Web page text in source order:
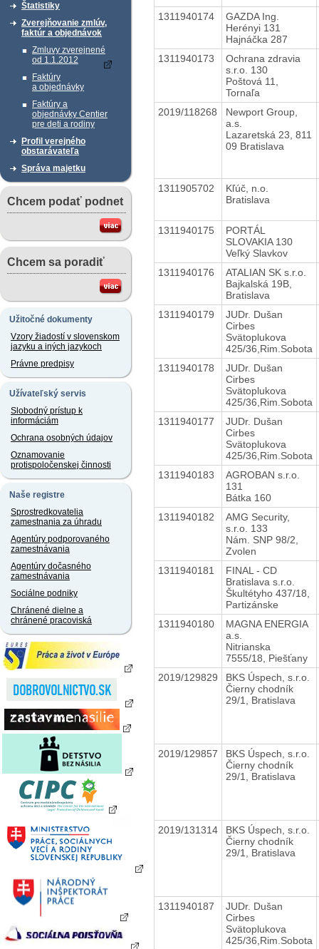
Štatistiky
Zverejňovanie zmlúv,
faktúr a objednávok
Zmluvy zverejnené
od 1.1.2012
Faktúry
a objednávky
Faktúry a
objednávky Centier
pre deti a rodiny
Profil verejného
obstarávateľa
Správa majetku
Chcem podať podnet
Chcem sa poradiť
Užitočné dokumenty
Vzory žiadostí v slovenskom
jazyku a iných jazykoch
Právne predpisy
Užívateľský servis
Slobodný prístup k
informáciám
Ochrana osobných údajov
Oznamovanie
protispoločenskej činnosti
Naše registre
Sprostredkovatelia
zamestnania za úhradu
Agentúry podporovaného
zamestnávania
Agentúry dočasného
zamestnávania
Sociálne podniky
Chránené dielne a
chránené pracoviská
1311940174
GAZDA Ing.
Herényi 131
Hajnáčka 287
1311940173
Ochrana zdravia
s.r.o. 130
Poštová 11,
Tornaľa
2019/118268
Newport Group,
a.s.
Lazaretská 23, 811
09 Bratislava
1311905702
Kľúč, n.o.
Bratislava
1311940175
PORTÁL
SLOVAKIA 130
Veľký Slavkov
1311940176
ATALIAN SK s.r.o.
Bajkalská 19B,
Bratislava
1311940179
JUDr. Dušan
Cirbes
Svätoplukova
425/36,Rim.Sobota
1311940178
JUDr. Dušan
Cirbes
Svätoplukova
425/36,Rim.Sobota
1311940177
JUDr. Dušan
Cirbes
Svätoplukova
425/36,Rim.Sobota
1311940183
AGROBAN s.r.o.
131
Bátka 160
1311940182
AMG Security,
s.r.o. 133
Nám. SNP 98/2,
Zvolen
1311940181
FINAL - CD
Bratislava s.r.o.
Škultétyho 437/18,
Partizánske
1311940180
MAGNA ENERGIA
a.s.
Nitrianska
7555/18, Piešťany
2019/129829
BKS Úspech, s.r.o.
Čierny chodník
29/1, Bratislava
2019/129857
BKS Úspech, s.r.o.
Čierny chodník
29/1, Bratislava
2019/131314
BKS Úspech, s.r.o.
Čierny chodník
29/1, Bratislava
1311940187
JUDr. Dušan
Cirbes
Svätoplukova
425/36,Rim.Sobota